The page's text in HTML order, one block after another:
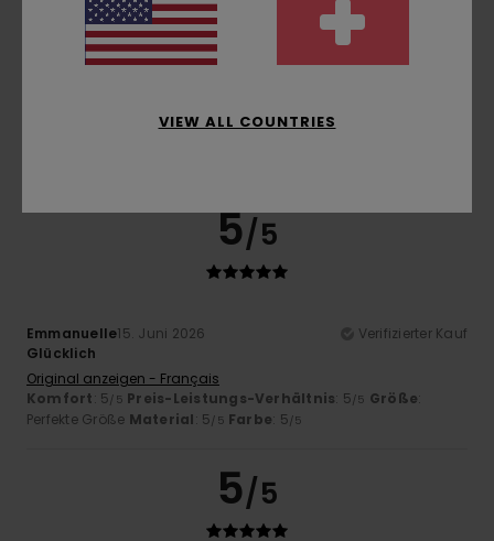
21. Juni 2026
Preis-Leistungs-Verhältnis
5/5
Emmanuelle15. Juni 2026
Verifizierter Kauf
Glücklich
Original anzeigen - Français
Komfort: 5/5 Preis-Leistungs-Verhältnis: 5/5 Größe:
Perfekte Größe Material: 5/5 Farbe: 5/5
5/5
VIEW ALL COUNTRIES